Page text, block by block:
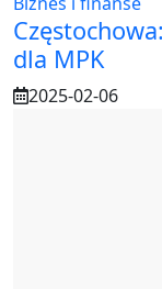
dla MPK
2025-02-06